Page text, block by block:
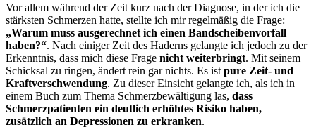
Vor allem während der Zeit kurz nach der Diagnose, in der ich die
stärksten Schmerzen hatte, stellte ich mir regelmäßig die Frage:
„Warum muss ausgerechnet ich einen Bandscheibenvorfall
haben?“. Nach einiger Zeit des Haderns gelangte ich jedoch zu der
Erkenntnis, dass mich diese Frage nicht weiterbringt. Mit seinem
Schicksal zu ringen, ändert rein gar nichts. Es ist pure Zeit- und
Kraftverschwendung. Zu dieser Einsicht gelangte ich, als ich in
einem Buch zum Thema Schmerzbewältigung las, dass
Schmerzpatienten ein deutlich erhöhtes Risiko haben,
zusätzlich an Depressionen zu erkranken.